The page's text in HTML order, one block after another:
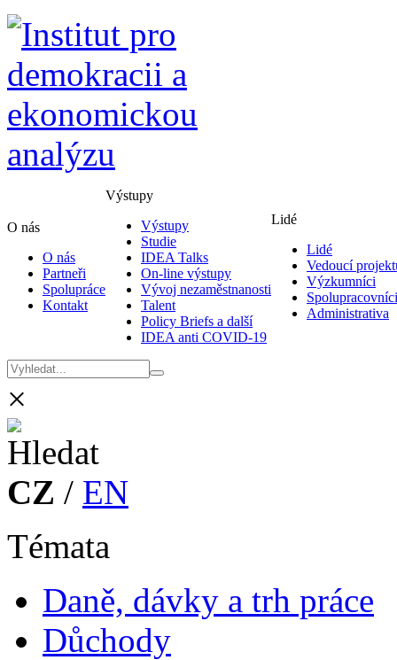
O nás
O nás
Partneři
Spolupráce
Kontakt
Výstupy
Výstupy
Studie
IDEA Talks
On-line výstupy
Vývoj nezaměstnanosti
Talent
Policy Briefs a další
IDEA anti COVID-19
Lidé
Lidé
Vedoucí
Výzkumníci
Spolupracovníci
Administrativa
×
CZ / EN
Témata
Daně, dávky a trh práce
Důchody